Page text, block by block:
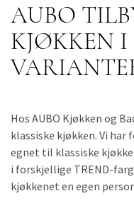
AUBO
KJØKKEN I
Hos AUBO Kjøkken og
klassiske kjøkken. Vi
egnet til klassiske
i forskjellige TREND-
kjøkkenet en egen